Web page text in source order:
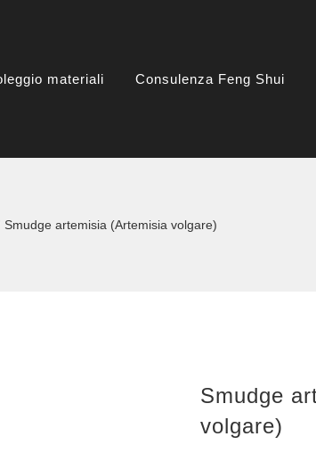
materiali Consulenza Feng Shui
Smudge artemisia (Artemisia volgare)
Smudge
volgare)